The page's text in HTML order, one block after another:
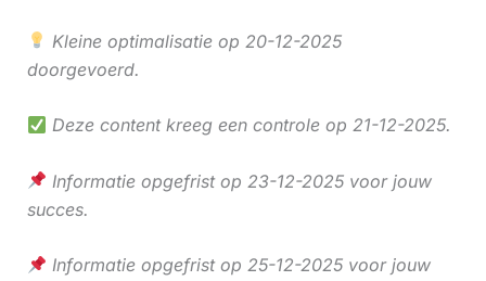
Kleine optimalisatie op 20-12-2025
doorgevoerd.
Deze content kreeg een controle op 21-12-2025.
Informatie opgefrist op 23-12-2025 voor jouw
succes.
Informatie opgefrist op 25-12-2025 voor jouw